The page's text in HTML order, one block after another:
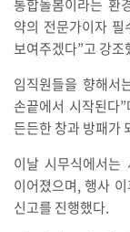
통합돌봄이라는 환
약의 전문가이자
보여주겠다”고 강조
임직원들을 향해서
손끝에서 시작된다
든든한 창과 방패가
이날 시무식에서는
이어졌으며, 행사
신고를 진행했다.